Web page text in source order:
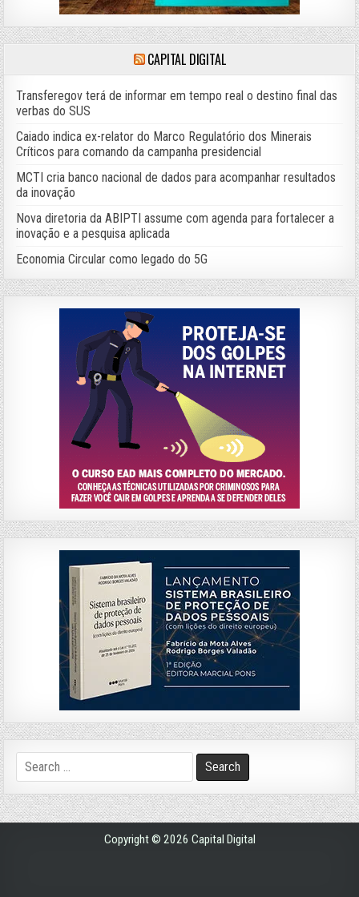
CAPITAL DIGITAL
Transferegov terá de informar em tempo real o destino final das
verbas do SUS
Caiado indica ex-relator do Marco Regulatório dos Minerais
Críticos para comando da campanha presidencial
MCTI cria banco nacional de dados para acompanhar resultados
da inovação
Nova diretoria da ABIPTI assume com agenda para fortalecer a
inovação e a pesquisa aplicada
Economia Circular como legado do 5G
Search
for:
Copyright © 2026 Capital Digital